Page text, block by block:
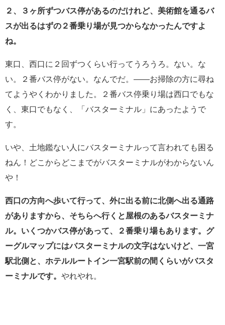
２、３ヶ所ずつバス停があるのだけれど、美術館を通るバ
スが出るはずの２番乗り場が見つからなかったんですよ
ね。
東口、西口に２回ずつくらい行ってうろうろ。ない。な
い。２番バス停がない。なんでだ。――お掃除の方に尋ね
てようやくわかりました。２番バス停乗り場は西口でもな
く、東口でもなく、「バスターミナル」にあったようで
す。
いや、土地鑑ない人にバスターミナルって言われても困る
ねん！どこからどこまでがバスターミナルがわからないん
や！
西口の方向へ歩いて行って、外に出る前に北側へ出る通路
がありますから、そちらへ行くと屋根のあるバスターミナ
ル。いくつかバス停があって、２番乗り場もあります。グ
ーグルマップにはバスターミナルの文字はないけど、一宮
駅北側と、ホテルルートイン一宮駅前の間くらいがバスタ
ーミナルです。 やれやれ。